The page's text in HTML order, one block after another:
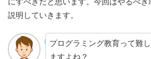
説明していきます。
プログラミング教育って難
ますよね？